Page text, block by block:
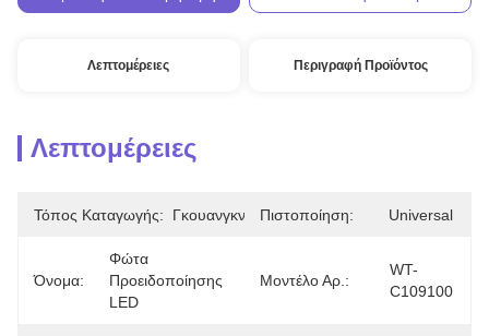
Λεπτομέρειες Περιγραφή Προϊόντος
Λεπτομέρειες
Τόπος Καταγωγής: ΓκουανγκντόνγκΠιστοποίηση: Universal
Όνομα:
Φώτα
Προειδοποίησης
LED
Μοντέλο Αρ.:
WT-
C109100